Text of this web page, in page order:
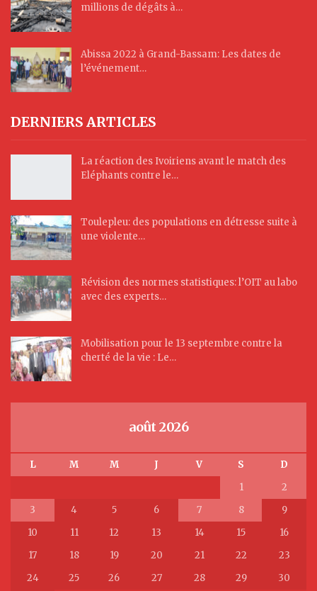
millions de dégâts à…
Abissa 2022 à Grand-Bassam: Les dates de
l’événement…
DERNIERS ARTICLES
La réaction des Ivoiriens avant le match des
Eléphants contre le…
Toulepleu: des populations en détresse suite à
une violente…
Révision des normes statistiques: l’OIT au labo
avec des experts…
Mobilisation pour le 13 septembre contre la
cherté de la vie : Le…
août 2026
L M M J V S
D
1
2
3
4 5 6 7 8
9
10
11 12 13 14 15
16
17
18 19 20 21 22
23
24
25 26 27 28 29 30